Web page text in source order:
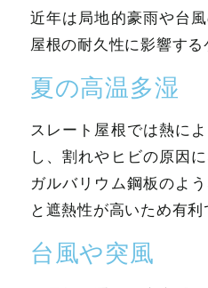
近年は局地的豪雨や台
屋根の耐久性に影響する
夏の高温多湿
スレート屋根では熱に
し、割れやヒビの原因
ガルバリウム鋼板のよ
と遮熱性が高いため有利
台風や突風